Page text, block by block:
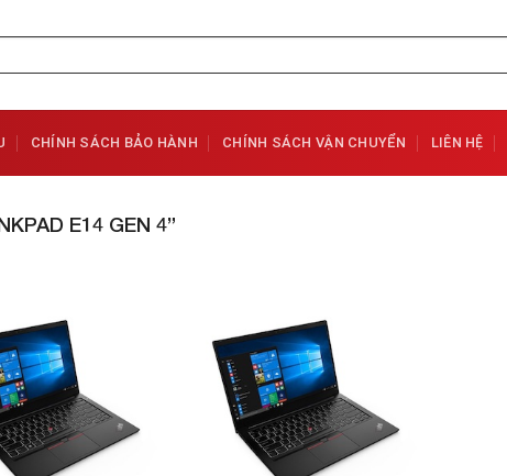
CHÍNH SÁCH BẢO HÀNH CHÍNH SÁCH VẬN CHUYỂN LIÊN HỆ
E14 GEN 4”